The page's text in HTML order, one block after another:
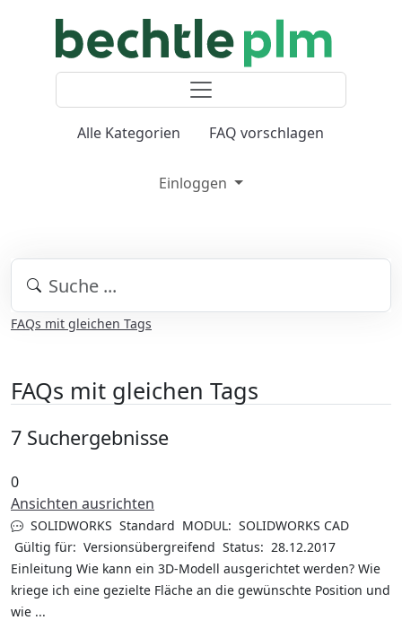
Alle Kategorien FAQ vorschlagen
Einloggen
FAQs mit gleichen Tags
FAQs mit gleichen Tags
7 Suchergebnisse
0
Ansichten ausrichten
SOLIDWORKS Standard MODUL: SOLIDWORKS CAD
Gültig für: Versionsübergreifend Status: 28.12.2017
Einleitung Wie kann ein 3D-Modell ausgerichtet werden? Wie
kriege ich eine gezielte Fläche an die gewünschte Position und
wie ...